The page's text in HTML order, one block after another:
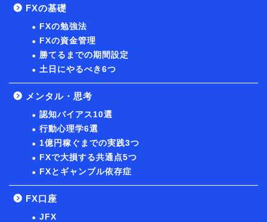
FXの基礎
FXの勉強法
FXの資金管理
勝てるまでの期間設定
土日にやるべき6つ
メンタル・思考
認知バイアス10選
行動心理学6選
1億円稼ぐまでの実践3つ
FXで大損する共通点5つ
FXとギャンブル依存症
FX口座
JFX